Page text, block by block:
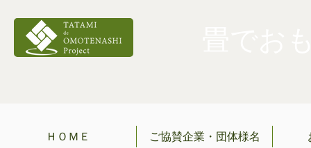
ＨＯＭＥ ご協賛企業・団体様名